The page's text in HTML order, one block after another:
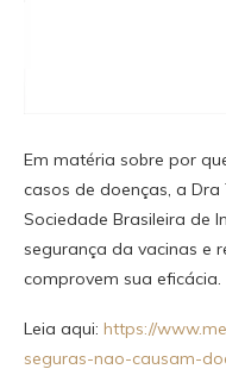
Em matéria sobre por
casos de doenças, a
Sociedade Brasileira de
segurança da vacinas e
comprovem sua eficácia.
Leia aqui: https://
seguras-nao-causam-